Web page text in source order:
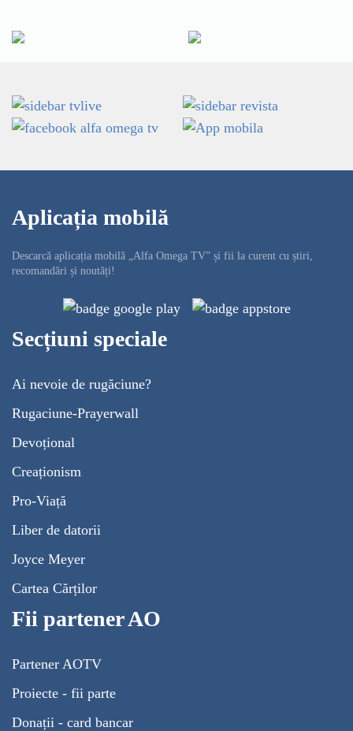
Aplicația mobilă
Descarcă aplicația mobilă „Alfa Omega TV” și fii la curent cu știri,
recomandări și noutăți!
Secțiuni speciale
Ai nevoie de rugăciune?
Rugaciune-Prayerwall
Devoțional
Creaționism
Pro-Viață
Liber de datorii
Joyce Meyer
Cartea Cărților
Fii partener AO
Partener AOTV
Proiecte - fii parte
Donații - card bancar